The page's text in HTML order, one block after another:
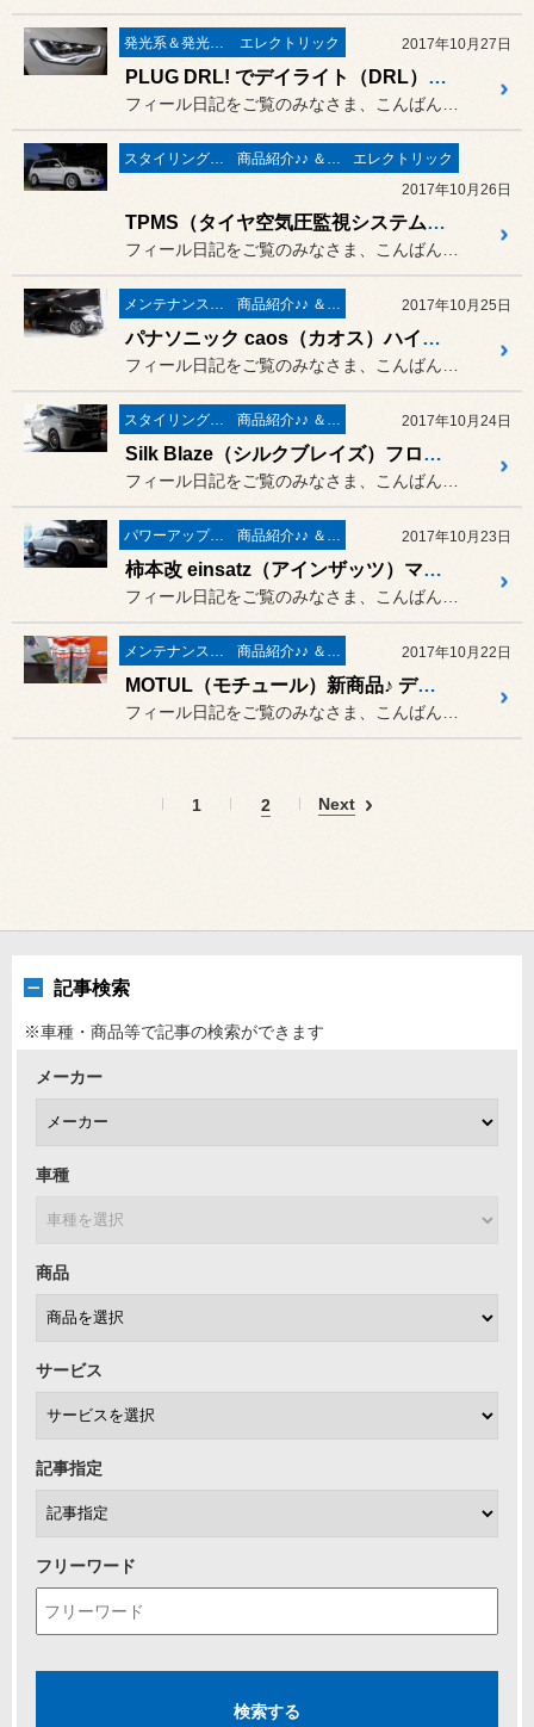
発光系＆発光部位 白色化 系 エレクトリック 2017年10月27日
PLUG DRL! でデイライト（DRL）施工 ／ AUDI A6
フィール日記をご覧のみなさま、こんばんは。
スタイリング系 ホイール＆タイヤ＆エアロパーツ 商品紹介♪♪ ＆ ”フィール”からのお知らせ。
エレクトリック
2017年10月26日
TPMS（タイヤ空気圧監視システム）の取付作業 ／ スバル SG5 フォレスター
フィール日記をご覧のみなさま、こんばんは。
メンテナンス＆ケミカル 商品紹介♪♪ ＆ ”フィール”からのお知らせ。 2017年10月25日
パナソニック caos（カオス）ハイブリッド車（補機）用バッテリー 取付作業 ／ LEXUS LS600h UVF45
フィール日記をご覧のみなさま、こんばんは。
スタイリング系 ホイール＆タイヤ＆エアロパーツ 商品紹介♪♪ ＆ ”フィール”からのお知らせ。 2017年10月24日
Silk Blaze（シルクブレイズ）フロントグリル 取付作業 ／ トヨタ ヴェルファイア AGH35
フィール日記をご覧のみなさま、こんばんは。
パワーアップ系 マフラー＆エアークリーナー＆ＥＣＵ 商品紹介♪♪ ＆ ”フィール”からのお知らせ。 2017年10月23日
柿本改 einsatz（アインザッツ）マフラー 取付作業 ／ VW トゥアレグ
フィール日記をご覧のみなさま、こんばんは。
メンテナンス＆ケミカル 商品紹介♪♪ ＆ ”フィール”からのお知らせ。 2017年10月22日
MOTUL（モチュール）新商品♪ ディーゼル システム クリーン 早速 大量入荷しました。
フィール日記をご覧のみなさま、こんばんは。
1 2 Next
記事検索
※車種・商品等で記事の検索ができます
メーカー
車種
商品
サービス
記事指定
フリーワード